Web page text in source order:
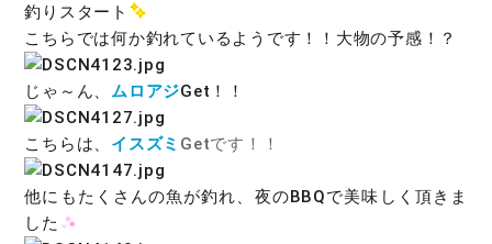
釣りスタート
こちらでは何か釣れているようです！！大物の予感！？
じゃ～ん、ムロアジGet！！
こちらは、 イスズミ Getです！！
他にもたくさんの魚が釣れ、夜のBBQで美味しく頂きま
した